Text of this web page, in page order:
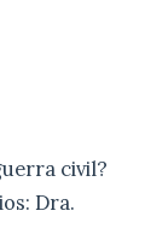
civil?
Dra.